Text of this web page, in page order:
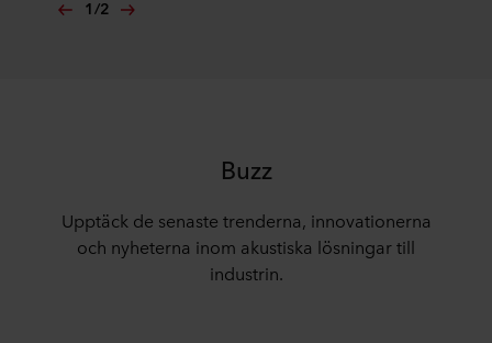
1/2
Buzz
Upptäck de senaste trenderna, innovationerna
och nyheterna inom akustiska lösningar till
industrin.